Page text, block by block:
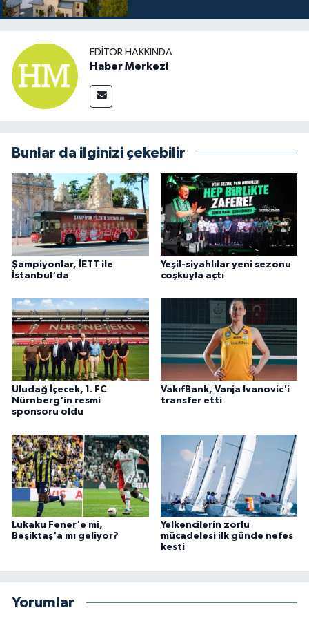
EDITÖR HAKKINDA
Haber Merkezi
Bunlar da ilginizi çekebilir
Şampiyonlar, İETT ile
İstanbul'da
Yeşil-siyahlılar yeni sezonu
coşkuyla açtı
Uludağ İçecek, 1. FC
Nürnberg'in resmi
sponsoru oldu
VakıfBank, Vanja Ivanovic'i
transfer etti
Lukaku Fener'e mi,
Beşiktaş'a mı geliyor?
Yelkencilerin zorlu
mücadelesi ilk günde nefes
kesti
Yorumlar